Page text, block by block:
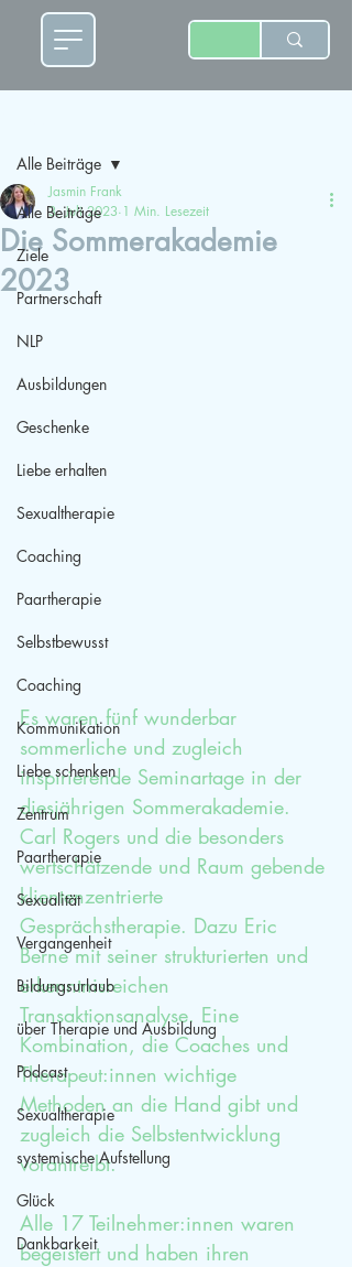
Alle Beiträge
Ziele
Partnerschaft
NLP
Ausbildungen
Geschenke
Liebe erhalten
Sexualtherapie
Coaching
Paartherapie
Selbstbewusst
Coaching
Kommunikation
Liebe schenken
Zentrum
Paartherapie
Sexualität
Vergangenheit
Bildungsurlaub
über Therapie und Ausbildung
Podcast
Sexualtherapie
systemische Aufstellung
Glück
Dankbarkeit
Alle Beiträge
Die Sommerakademie
2023
Jasmin Frank
3. Juli 2023 1 Min. Lesezeit
Es waren fünf wunderbar
sommerliche und zugleich
inspirierende Seminartage in der
diesjährigen Sommerakademie.
Carl Rogers und die besonders
wertschätzende und Raum gebende
klientenzentrierte
Gesprächstherapie. Dazu Eric
Berne mit seiner strukturierten und
erkenntnisreichen
Transaktionsanalyse. Eine
Kombination, die Coaches und
Therapeut:innen wichtige
Methoden an die Hand gibt und
zugleich die Selbstentwicklung
vorantreibt.
Alle 17 Teilnehmer:innen waren
begeistert und haben ihren